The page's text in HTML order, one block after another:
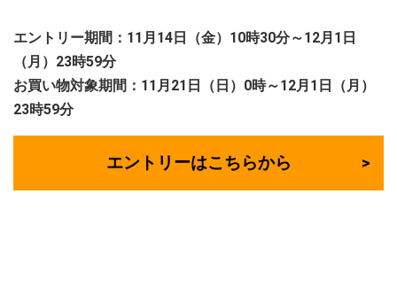
エントリー期間：11月14日（金）10時30分～12月1日
（月）23時59分
お買い物対象期間：11月21日（日）0時～12月1日（月）
23時59分
エントリーはこちらから